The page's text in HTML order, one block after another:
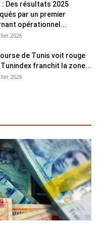
: Des résultats 2025
par un premier
opérationnel...
2026
de Tunis voit rouge
franchit la zone...
2026